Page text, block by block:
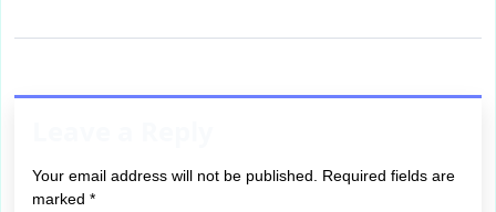
Your email address will not be published. Required fields are
marked *